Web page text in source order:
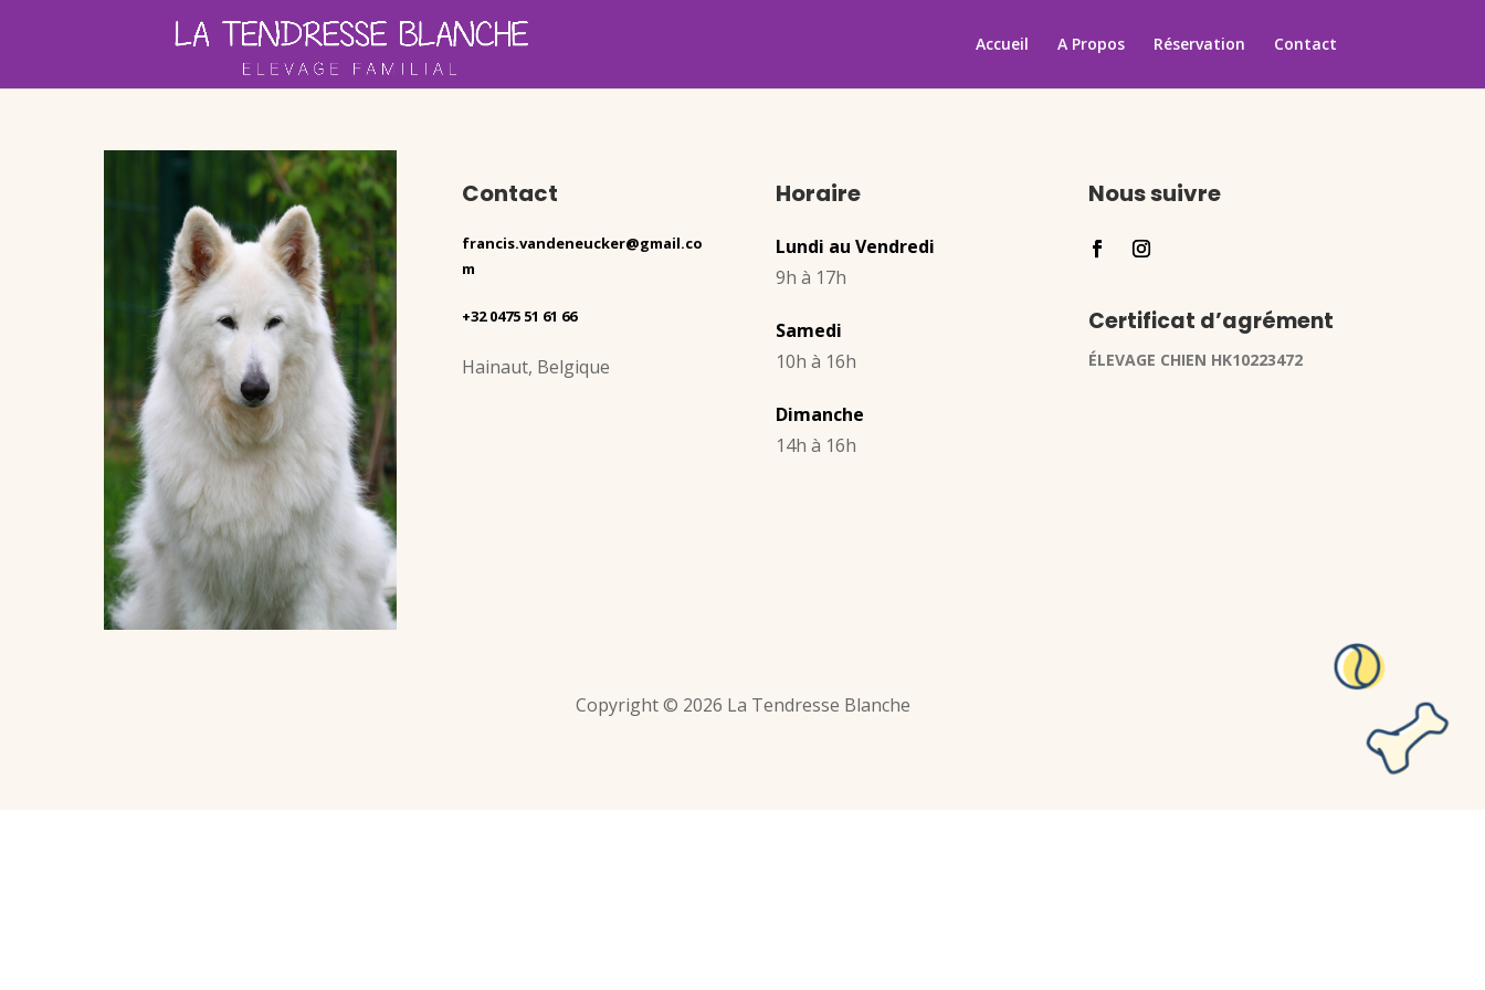
Accueil A Propos Réservation Contact
Contact
francis.vandeneucker@gmail.co
m
+32 0475 51 61 66
Hainaut, Belgique
Horaire
Lundi au Vendredi
9h à 17h
Samedi
10h à 16h
Dimanche
14h à 16h
Nous suivre
Certificat d’agrément
ÉLEVAGE CHIEN HK10223472
Copyright © 2026 La Tendresse Blanche